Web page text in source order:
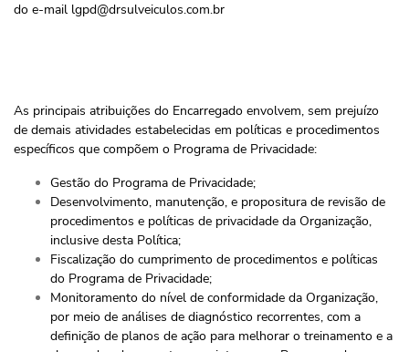
do e-mail lgpd@drsulveiculos.com.br
As principais atribuições do Encarregado envolvem, sem prejuízo
de demais atividades estabelecidas em políticas e procedimentos
específicos que compõem o Programa de Privacidade:
Gestão do Programa de Privacidade;
Desenvolvimento, manutenção, e propositura de revisão de
procedimentos e políticas de privacidade da Organização,
inclusive desta Política;
Fiscalização do cumprimento de procedimentos e políticas
do Programa de Privacidade;
Monitoramento do nível de conformidade da Organização,
por meio de análises de diagnóstico recorrentes, com a
definição de planos de ação para melhorar o treinamento e a